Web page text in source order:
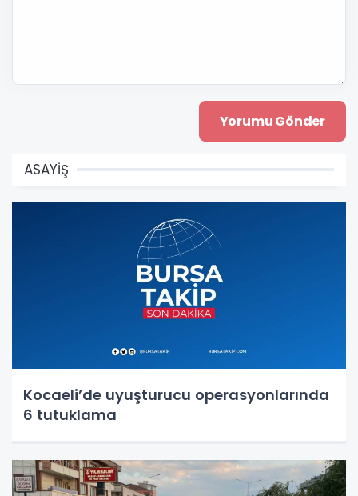
ASAYİŞ
Kocaeli’de uyuşturucu operasyonlarında
6 tutuklama